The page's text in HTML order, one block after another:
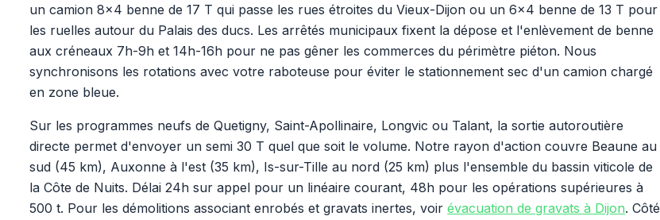
un camion 8x4 benne de 17 T qui passe les rues étroites du Vieux-Dijon ou un 6x4 benne de 13 T pour
les ruelles autour du Palais des ducs. Les arrêtés municipaux fixent la dépose et l'enlèvement de benne
aux créneaux 7h-9h et 14h-16h pour ne pas gêner les commerces du périmètre piéton. Nous
synchronisons les rotations avec votre raboteuse pour éviter le stationnement sec d'un camion chargé
en zone bleue.
Sur les programmes neufs de Quetigny, Saint-Apollinaire, Longvic ou Talant, la sortie autoroutière
directe permet d'envoyer un semi 30 T quel que soit le volume. Notre rayon d'action couvre Beaune au
sud (45 km), Auxonne à l'est (35 km), Is-sur-Tille au nord (25 km) plus l'ensemble du bassin viticole de
la Côte de Nuits. Délai 24h sur appel pour un linéaire courant, 48h pour les opérations supérieures à
500 t. Pour les démolitions associant enrobés et gravats inertes, voirévacuation de gravats à Dijon. Côté